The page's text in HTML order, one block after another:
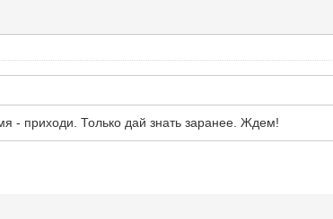
- приходи. Только дай знать заранее. Ждем!